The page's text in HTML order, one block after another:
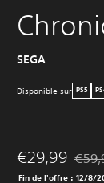
SEGA
Disponible sur PS5
€29,99
Fin de l'offre : 12/8/